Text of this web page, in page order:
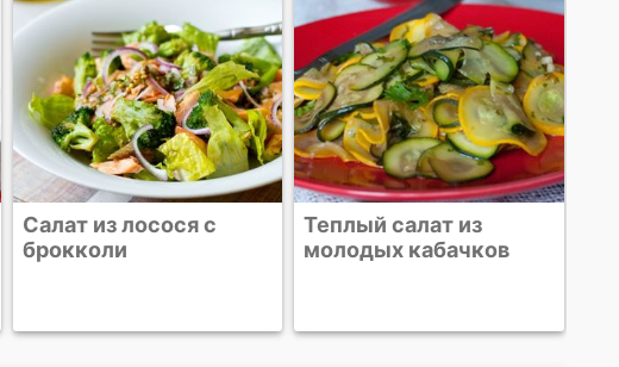
Теплый салат из
молодых кабачков